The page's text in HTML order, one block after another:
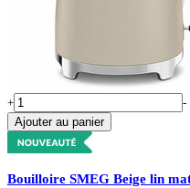
+
-
Ajouter au panier
Bouilloire SMEG Beige lin